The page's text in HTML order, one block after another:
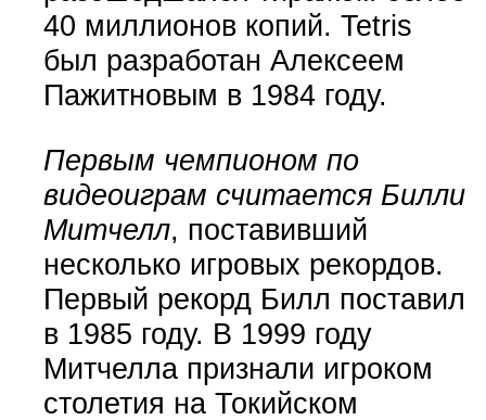
40 миллионов копий. Tetris
был разработан Алексеем
Пажитновым в 1984 году.
Первым чемпионом по
видеоиграм считается Билли
Митчелл, поставивший
несколько игровых рекордов.
Первый рекорд Билл поставил
в 1985 году. В 1999 году
Митчелла признали игроком
столетия на Токийском